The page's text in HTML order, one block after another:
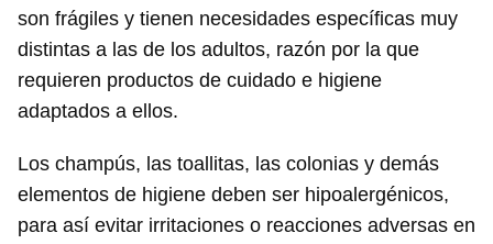
son frágiles y tienen necesidades específicas muy
distintas a las de los adultos, razón por la que
requieren productos de cuidado e higiene
adaptados a ellos.
Los champús, las toallitas, las colonias y demás
elementos de higiene deben ser hipoalergénicos,
para así evitar irritaciones o reacciones adversas en